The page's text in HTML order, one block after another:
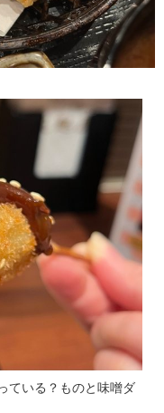
ている？ものと味噌ダ